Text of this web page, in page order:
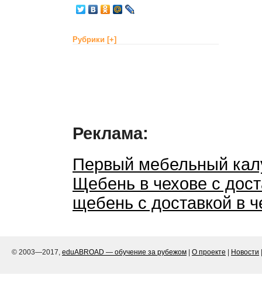
Рубрики [+]
Реклама:
Первый мебельный
Щебень в чехове с
щебень с доставкой в
© 2003—2017, eduABROAD — обучение за рубежом О проекте Новости